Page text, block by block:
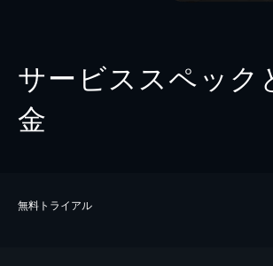
サービススペック
金
無料トライアル